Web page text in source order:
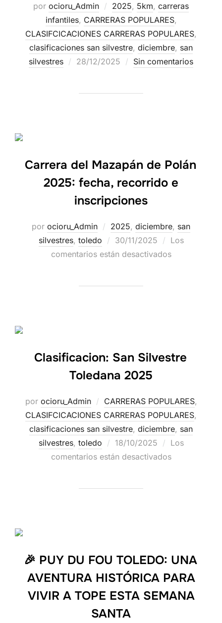
por ocioru_Admin 2025, 5km, carreras
infantiles, CARRERAS POPULARES,
CLASIFCICACIONES CARRERAS POPULARES,
clasificaciones san silvestre, diciembre, san
silvestres
28/12/2025 Sin comentarios
Carrera del Mazapán de Polán
2025: fecha, recorrido e
inscripciones
por ocioru_Admin 2025, diciembre, san
silvestres, toledo 30/11/2025
Los
comentarios están desactivados
Clasificacion: San Silvestre
Toledana 2025
por ocioru_Admin CARRERAS POPULARES,
CLASIFCICACIONES CARRERAS POPULARES,
clasificaciones san silvestre, diciembre, san
silvestres, toledo 18/10/2025
Los
comentarios están desactivados
🎉 PUY DU FOU TOLEDO: UNA
AVENTURA HISTÓRICA PARA
VIVIR A TOPE ESTA SEMANA
SANTA